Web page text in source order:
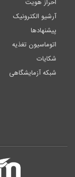
احراز هویت
آرشیو الکترونیک
پیشنهادها
اتوماسیون تغذیه
شکایات
شبکه آزمایشگاهی